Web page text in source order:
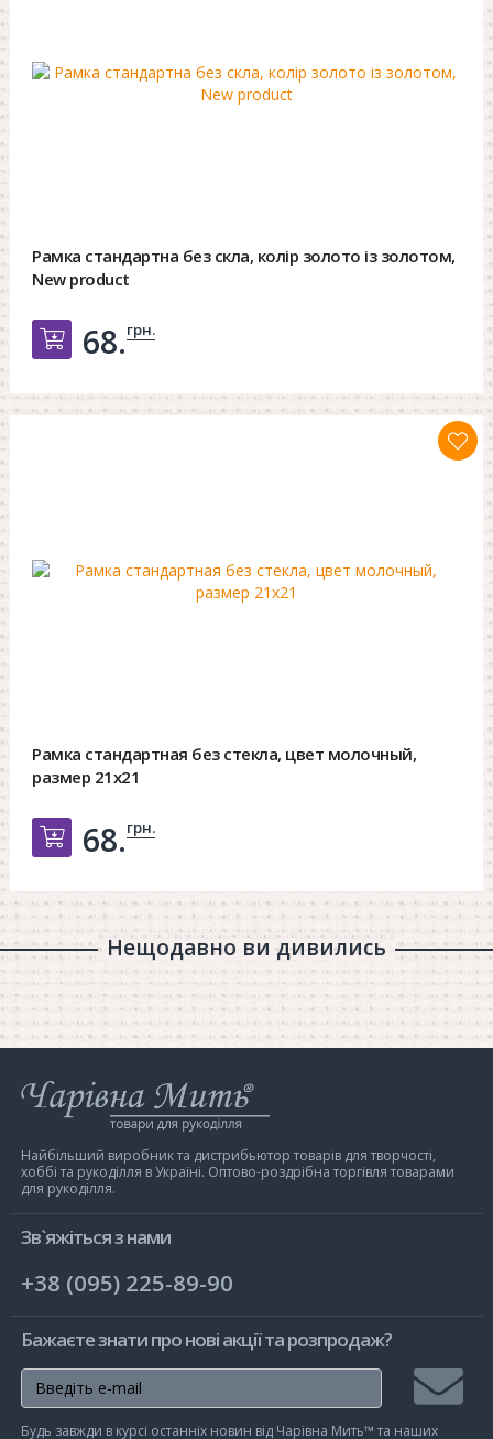
Рамка стандартна без скла, колір золото із золотом,
New product
Добавить в корзину
68.грн.
Рамка стандартная без стекла, цвет молочный,
размер 21х21
Добавить в корзину
68.грн.
Нещодавно ви дивились
Інтернет-
магазин
Мить
Найбільший виробник та дистрибьютор товарів для творчості,
хоббі та рукоділля в Україні. Оптово-роздрібна торгівля товарами
для рукоділля.
Зв`яжіться з нами
+38 (095) 225-89-90
Бажаєте знати про нові акції та розпродаж?
Будь завжди в курсі останніх новин від Чарівна Мить™ та наших